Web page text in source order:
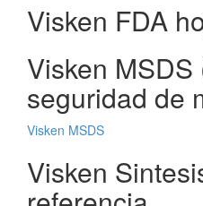
Visken FDA
Visken
seguridad de
Visken MSDS
Visken